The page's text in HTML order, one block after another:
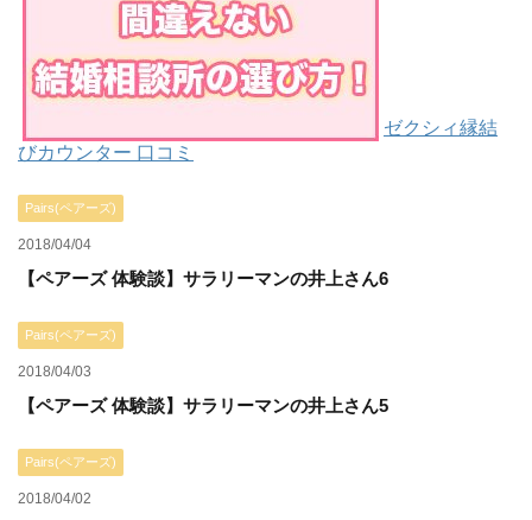
ゼクシィ縁結
びカウンター 口コミ
Pairs(ペアーズ)
2018/04/04
【ペアーズ 体験談】サラリーマンの井上さん6
Pairs(ペアーズ)
2018/04/03
【ペアーズ 体験談】サラリーマンの井上さん5
Pairs(ペアーズ)
2018/04/02